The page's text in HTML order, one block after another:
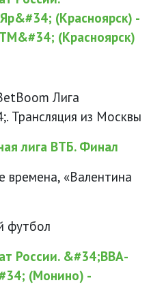
(Красноярск) -
(Красноярск)
Лига
Трансляция из Москвы
лига ВТБ. Финал
времена, «Валентина
футбол
России. &#34;ВВА-
(Монино) -